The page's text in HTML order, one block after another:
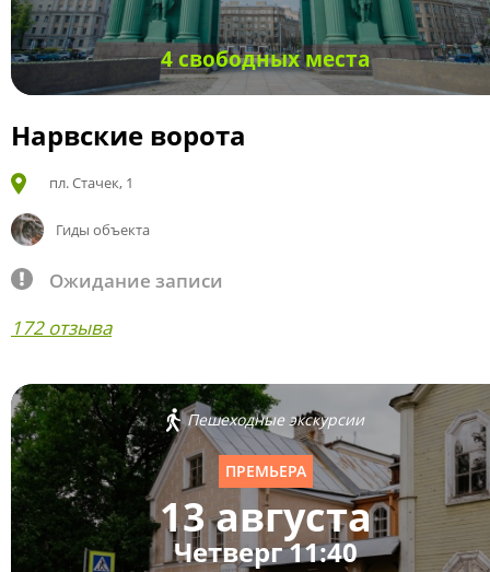
4 свободных места
Нарвские ворота
пл. Стачек, 1
Гиды объекта
Ожидание записи
172 отзыва
Пешеходные экскурсии
ПРЕМЬЕРА
13 августа
Четверг 11:40